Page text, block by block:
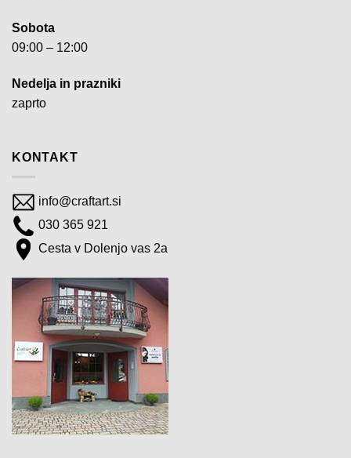
Sobota
09:00 – 12:00
Nedelja in prazniki
zaprto
KONTAKT
info@craftart.si
030 365 921
Cesta v Dolenjo vas 2a